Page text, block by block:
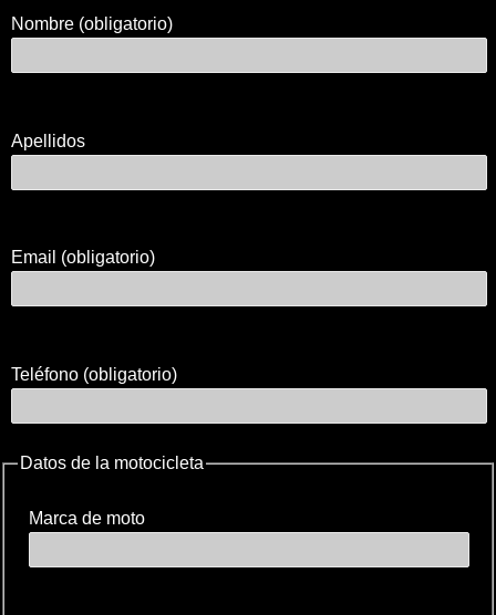
Nombre (obligatorio)
Apellidos
Email (obligatorio)
Teléfono (obligatorio)
Datos de la motocicleta
Marca de moto